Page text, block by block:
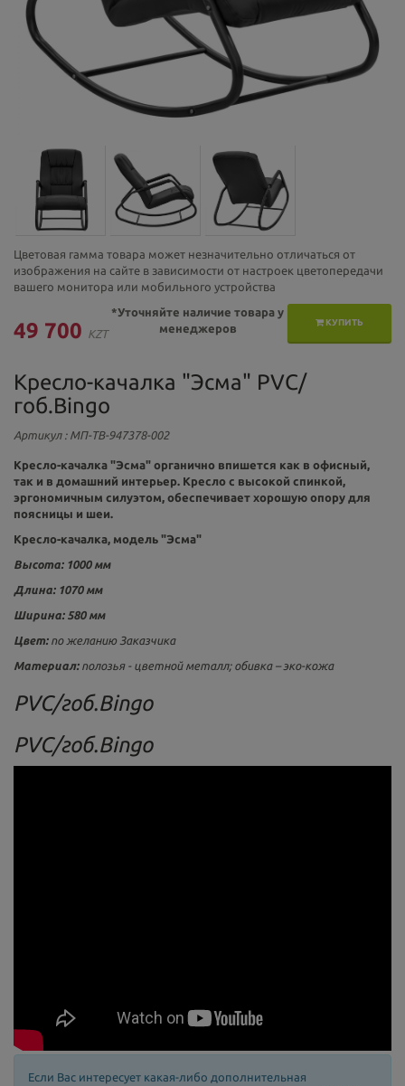
Цветовая гамма товара может незначительно отличаться от
изображения на сайте в зависимости от настроек цветопередачи
вашего монитора или мобильного устройства
49 700 KZT
КУПИТЬ
*Уточняйте наличие товара у
менеджеров
Кресло-качалка "Эсма" PVC/
гоб.Bingo
Артикул: МП-ТВ-947378-002
Кресло-качалка "Эсма" органично впишется как в офисный,
так и в домашний интерьер. Кресло с высокой спинкой,
эргономичным силуэтом, обеспечивает хорошую опору для
поясницы и шеи.
Кресло-качалка, модель "Эсма"
Высота: 1000 мм
Длина: 1070 мм
Ширина: 580 мм
Цвет: по желанию Заказчика
Материал: полозья - цветной металл; обивка – эко-кожа
PVC/гоб.Bingo
PVC/гоб.Bingo
Если Вас интересует какая-либо дополнительная